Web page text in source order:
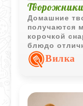
Домашние
получаются
корочкой
блюдо
или легкого
Вилка